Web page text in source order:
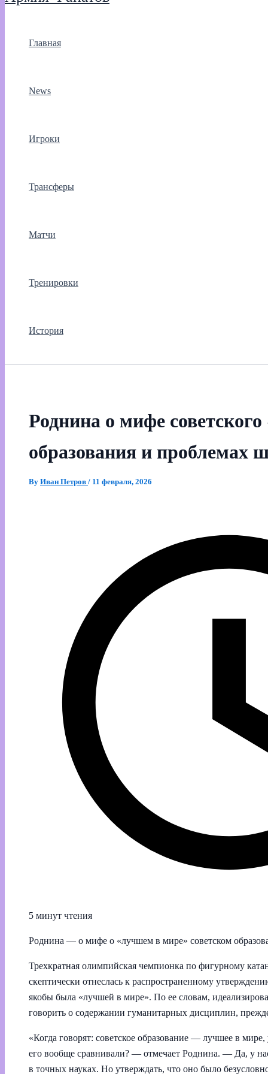
Главная
News
Игроки
Трансферы
Матчи
Тренировки
История
Роднина о мифе
образования и проблемах
By Иван Петров / 11 февраля, 2026
5 минут чтения
Роднина — о мифе о «лучшем в мире» советском
Трехкратная олимпийская чемпионка по фигурному
скептически отнеслась к распространенному
якобы была «лучшей в мире». По ее словам,
говорить о содержании гуманитарных дисциплин,
«Когда говорят: советское образование — лучшее в
его вообще сравнивали? — отмечает Роднина. — Да, у
в точных науках. Но утверждать, что оно было